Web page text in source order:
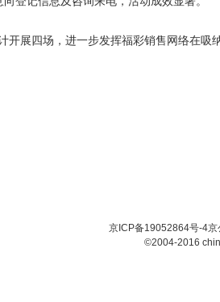
展四场，进一步发挥福彩销售网络在吸
京ICP备19052864号-4京
©2004-2016